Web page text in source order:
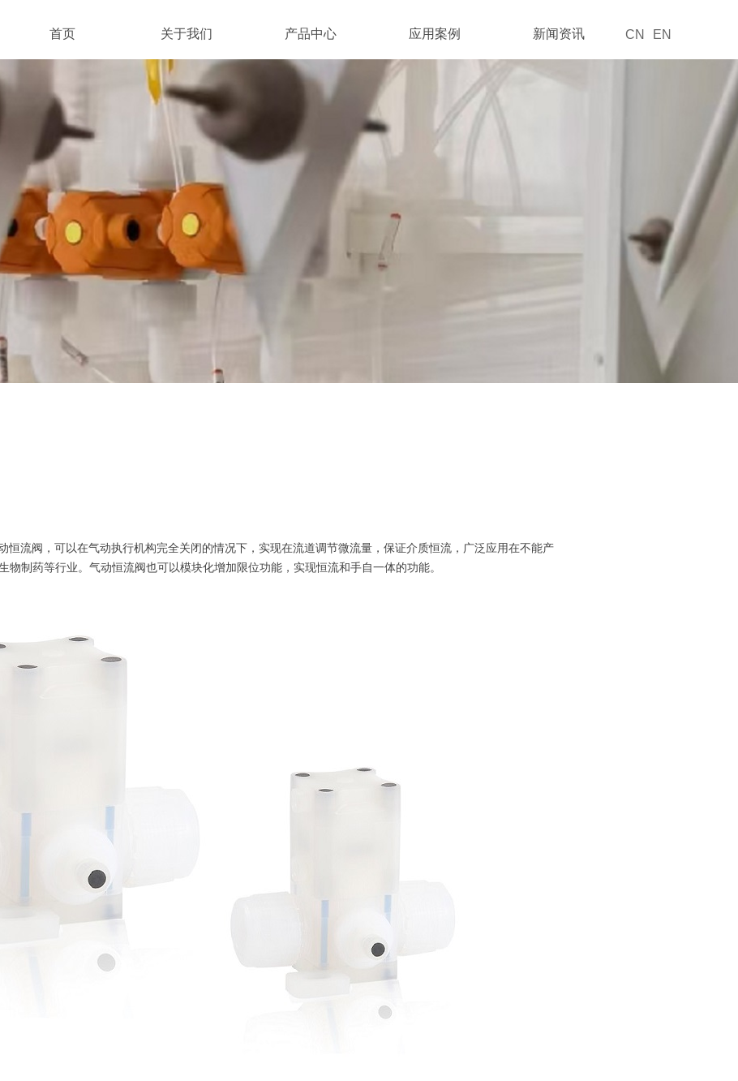
首页 关于我们 产品中心 应用案例 新闻资讯 CN EN
恒流阀，可以在气动执行机构完全关闭的情况下，实现在流道调节微流量，保证介质恒流，广泛应用在不能产
物制药等行业。气动恒流阀也可以模块化增加限位功能，实现恒流和手自一体的功能。